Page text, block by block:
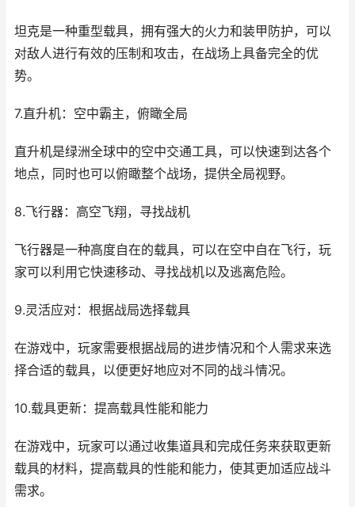
坦克是一种重型载具，拥有强大的火力和装甲防护，可以
对敌人进行有效的压制和攻击，在战场上具备完全的优
势。
7.直升机：空中霸主，俯瞰全局
直升机是绿洲全球中的空中交通工具，可以快速到达各个
地点，同时也可以俯瞰整个战场，提供全局视野。
8.飞行器：高空飞翔，寻找战机
飞行器是一种高度自在的载具，可以在空中自在飞行，玩
家可以利用它快速移动、寻找战机以及逃离危险。
9.灵活应对：根据战局选择载具
在游戏中，玩家需要根据战局的进步情况和个人需求来选
择合适的载具，以便更好地应对不同的战斗情况。
10.载具更新：提高载具性能和能力
在游戏中，玩家可以通过收集道具和完成任务来获取更新
载具的材料，提高载具的性能和能力，使其更加适应战斗
需求。